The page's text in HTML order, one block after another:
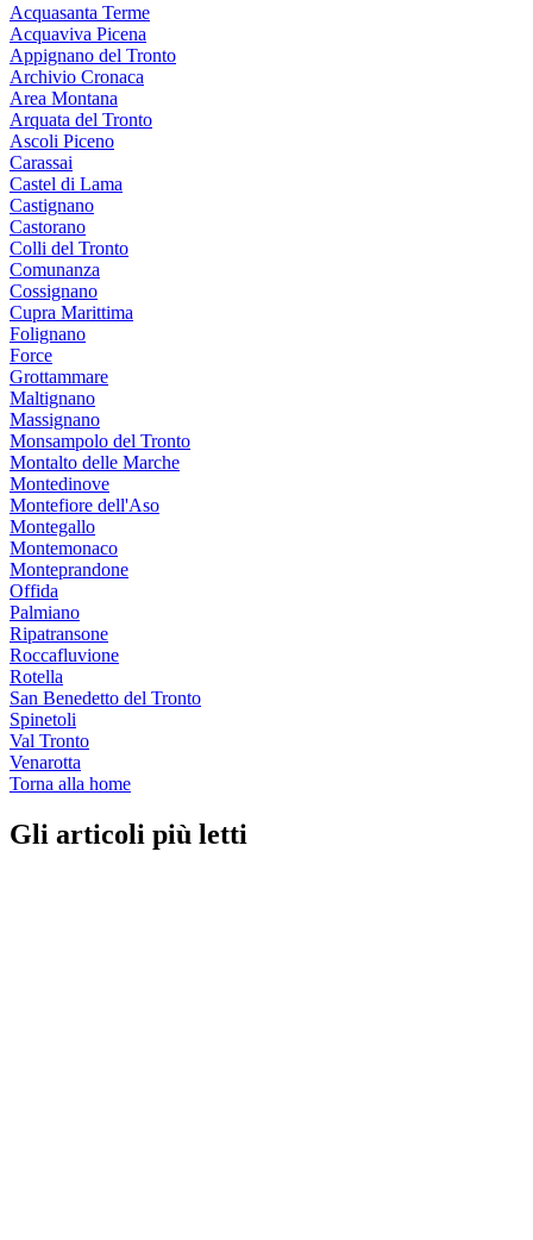
Acquasanta Terme
Acquaviva Picena
Appignano del Tronto
Archivio Cronaca
Area Montana
Arquata del Tronto
Ascoli Piceno
Carassai
Castel di Lama
Castignano
Castorano
Colli del Tronto
Comunanza
Cossignano
Cupra Marittima
Folignano
Force
Grottammare
Maltignano
Massignano
Monsampolo del Tronto
Montalto delle Marche
Montedinove
Montefiore dell'Aso
Montegallo
Montemonaco
Monteprandone
Offida
Palmiano
Ripatransone
Roccafluvione
Rotella
San Benedetto del Tronto
Spinetoli
Val Tronto
Venarotta
Torna alla home
Gli articoli più letti